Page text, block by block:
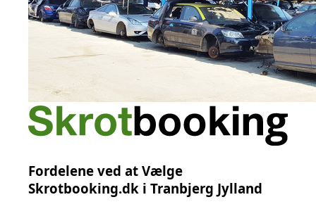
Fordelene ved at Vælge
Skrotbooking.dk i Tranbjerg Jylland